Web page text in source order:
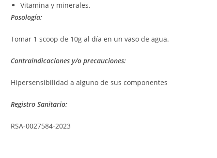
Vitamina y minerales.
Posología:
Tomar 1 scoop de 10g al día en un vaso de agua.
Contraindicaciones y/o precauciones:
Hipersensibilidad a alguno de sus componentes
Registro Sanitario:
RSA-0027584-2023